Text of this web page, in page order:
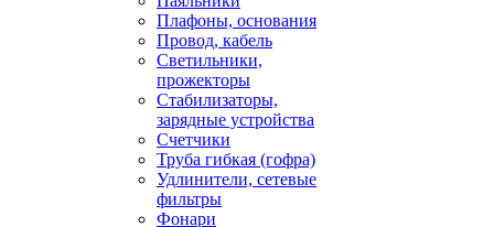
Плафоны, основания
Провод, кабель
Светильники,
прожекторы
Стабилизаторы,
зарядные устройства
Счетчики
Труба гибкая (гофра)
Удлинители, сетевые
фильтры
Фонари